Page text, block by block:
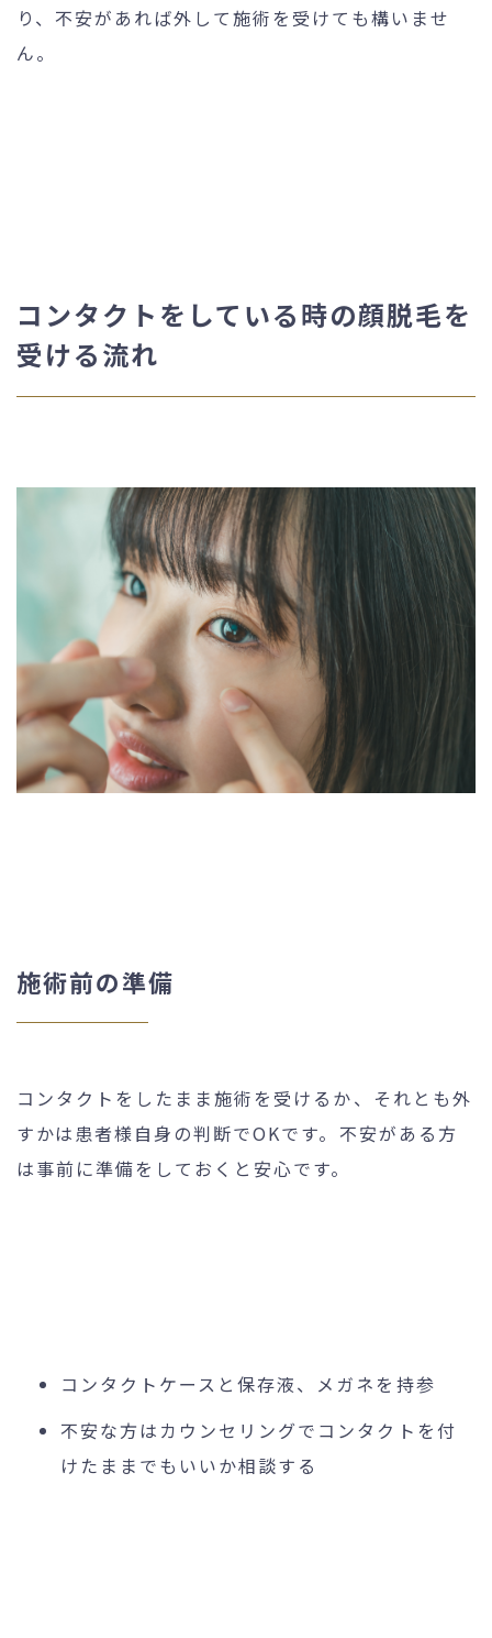
り、不安があれば外して施術を受けても構いませ
ん。
コンタクトをしている時の顔脱毛を
受ける流れ
施術前の準備
コンタクトをしたまま施術を受けるか、それとも外
すかは患者様自身の判断でOKです。不安がある方
は事前に準備をしておくと安心です。
コンタクトケースと保存液、メガネを持参
不安な方はカウンセリングでコンタクトを付
けたままでもいいか相談する